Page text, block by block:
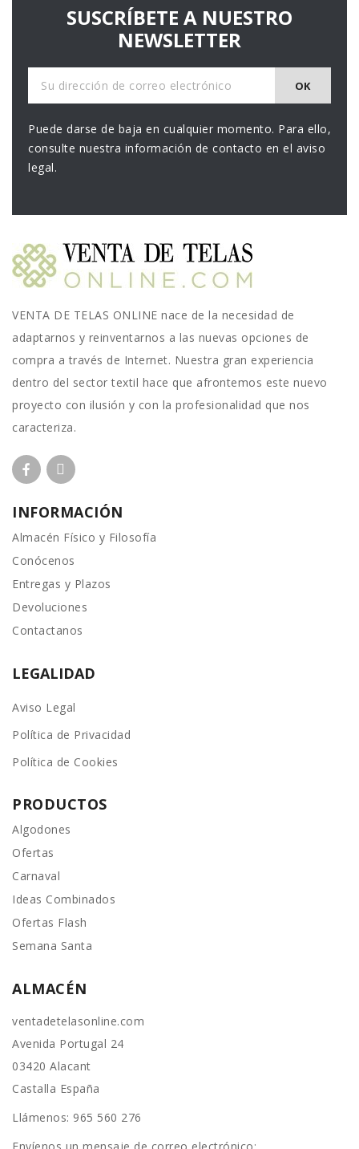
SUSCRÍBETE A NUESTRO
NEWSLETTER
Puede darse de baja en cualquier momento. Para ello,
consulte nuestra información de contacto en el aviso
legal.
VENTA DE TELAS ONLINE nace de la necesidad de
adaptarnos y reinventarnos a las nuevas opciones de
compra a través de Internet. Nuestra gran experiencia
dentro del sector textil hace que afrontemos este nuevo
proyecto con ilusión y con la profesionalidad que nos
caracteriza.
INFORMACIÓN
Almacén Físico y Filosofía
Conócenos
Entregas y Plazos
Devoluciones
Contactanos
LEGALIDAD
Aviso Legal
Política de Privacidad
Política de Cookies
PRODUCTOS
Algodones
Ofertas
Carnaval
Ideas Combinados
Ofertas Flash
Semana Santa
ALMACÉN
ventadetelasonline.com
Avenida Portugal 24
03420 Alacant
Castalla España
Llámenos: 965 560 276